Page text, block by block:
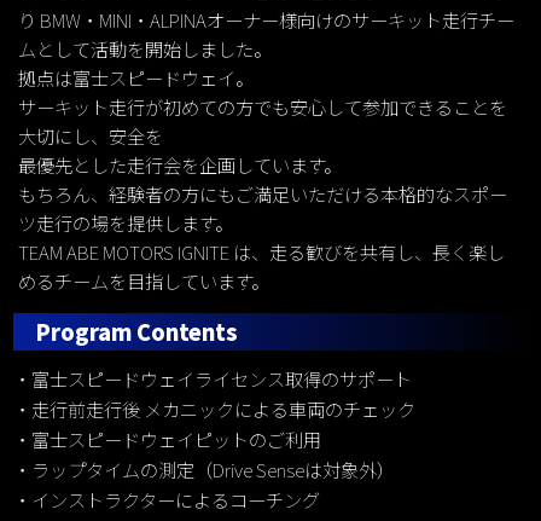
り BMW・MINI・ALPINAオーナー様向けのサーキット走行チー
ムとして活動を開始しました。
拠点は富士スピードウェイ。
サーキット走行が初めての方でも安心して参加できることを
大切にし、安全を
最優先とした走行会を企画しています。
もちろん、経験者の方にもご満足いただける本格的なスポー
ツ走行の場を提供します。
TEAM ABE MOTORS IGNITE は、走る歓びを共有し、長く楽し
めるチームを目指しています。
Program Contents
富士スピードウェイライセンス取得のサポート
走行前走行後 メカニックによる車両のチェック
富士スピードウェイピットのご利用
ラップタイムの測定（Drive Senseは対象外）
インストラクターによるコーチング